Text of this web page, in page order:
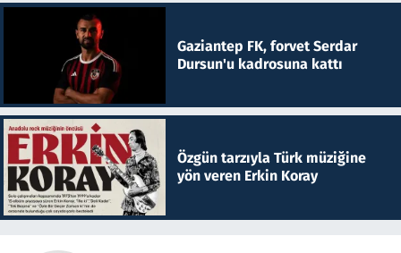
Gaziantep FK, forvet Serdar
Dursun'u kadrosuna kattı
Özgün tarzıyla Türk müziğine
yön veren Erkin Koray